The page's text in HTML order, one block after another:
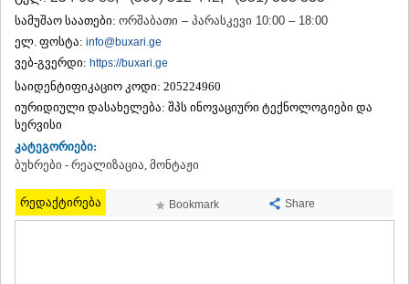
ᲗᲔᲠᲯᲝᲚᲐ
ᲡᲐᲛᲢᲠᲔᲓᲘᲐ
ᲡᲐᲩᲮᲔᲠᲔ
ᲢᲧᲘᲑᲣᲚᲘ
ᲥᲣᲗᲐᲘᲡᲘ
ᲬᲧᲐᲚᲢᲣᲑᲝ
ᲭᲘᲐᲗᲣᲠᲐ
ᲮᲐᲠᲐᲒᲐᲣᲚᲘ
ᲮᲝᲜᲘ
ᲐᲮᲛᲔᲢᲐ
ᲒᲣᲠᲯᲐᲐᲜᲘ
სამუშაო საათები: ორშაბათი – პარასკევი 10:00 – 18:00
ელ. ფოსტა: info@buxari.ge
ვებ-გვერდი: https://buxari.ge
საიდენტიფიკაციო კოდი: 205224960
იურიდიული დასახელება: შპს ინოვაციური ტექნოლოგიები და
სერვისი
კატეგორიები:
ბუხრები - რეალიზაცია, მონტაჟი
რედაქტირება Bookmark Share